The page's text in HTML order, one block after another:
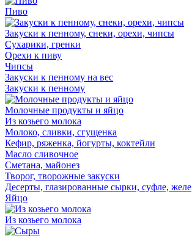
Пиво
Закуски к пенному, снеки, орехи, чипсы
Сухарики, гренки
Орехи к пиву
Чипсы
Закуски к пенному на вес
Закуски к пенному
Молочные продукты и яйцо
Из козьего молока
Молоко, сливки, сгущенка
Кефир, ряженка, йогурты, коктейли
Масло сливочное
Сметана, майонез
Творог, творожные закуски
Десерты, глазированные сырки, суфле, желе
Яйцо
Из козьего молока